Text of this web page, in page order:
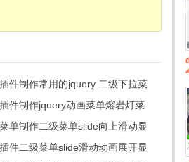
件制作常用的jquery 二级下拉菜
件制作jquery动画菜单熔岩灯菜
单制作二级菜单slide向上滑动显
件二级菜单slide滑动动画展开显